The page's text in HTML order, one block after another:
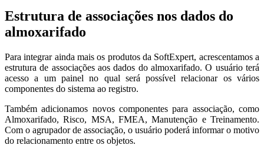
Estrutura de associações nos dados do
almoxarifado
Para integrar ainda mais os produtos da SoftExpert, acrescentamos a
estrutura de associações aos dados do almoxarifado. O usuário terá
acesso a um painel no qual será possível relacionar os vários
componentes do sistema ao registro.
Também adicionamos novos componentes para associação, como
Almoxarifado, Risco, MSA, FMEA, Manutenção e Treinamento.
Com o agrupador de associação, o usuário poderá informar o motivo
do relacionamento entre os objetos.